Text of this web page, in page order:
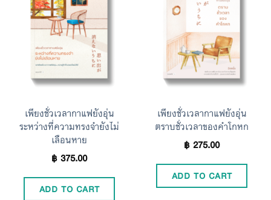
Add to
เพียงชั่วเวลากาแฟยังอุ่น
ระหว่างที่ความทรงจำยังไม่
เลือนหาย
฿375.00
ADD TO CART
Wishlist
เพียงชั่วเวลากาแฟยังอุ่น
ตราบชั่วเวลาของคำโกหก
฿275.00
ADD TO CART